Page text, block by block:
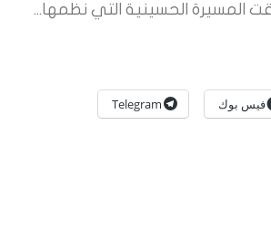
المسيرة الحسينية التي نظمها...
فيس بوك Telegram